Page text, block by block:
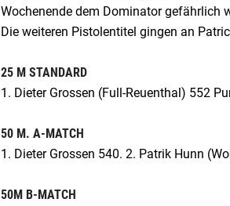
Wochenende dem Dominator gefährlich
Die weiteren Pistolentitel gingen an
25 M STANDARD
1. Dieter Grossen (Full-Reuenthal) 552
50 M. A-MATCH
1. Dieter Grossen 540. 2. Patrik Hunn
50M B-MATCH